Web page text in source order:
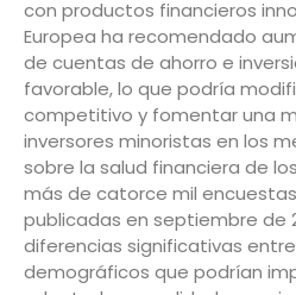
con productos financieros
Europea ha recomendado
de cuentas de ahorro e
favorable, lo que podría
competitivo y fomentar una
inversores minoristas en los
sobre la salud financiera de
más de catorce mil
publicadas en septiembre de
diferencias significativas
demográficos que podrían